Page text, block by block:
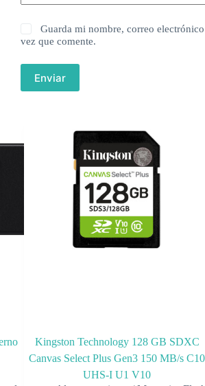
Guarda mi nombre, correo
vez que comente.
Enviar
Kingston Technology 128 GB SDXC
Canvas Select Plus Gen3 150 MB/s C10
UHS-I U1 V10